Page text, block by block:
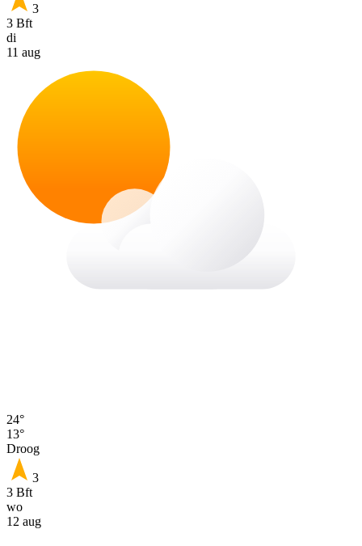
3
3 Bft
di
11 aug
24°
13°
Droog
3
3 Bft
wo
12 aug